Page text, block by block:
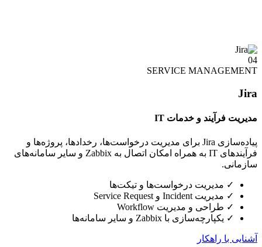
04
SERVICE MANAGEMENT
Jira
مدیریت فرآیند و خدمات IT
پیاده‌سازی Jira برای مدیریت درخواست‌ها، رخدادها، پروژه‌ها و
فرآیندهای IT به همراه امکان اتصال به Zabbix و سایر سامانه‌های
سازمانی.
✓ مدیریت درخواست‌ها و تیکت‌ها
✓ مدیریت Incident و Service Request
✓ طراحی و مدیریت Workflow
✓ یکپارچه‌سازی با Zabbix و سایر سامانه‌ها
آشنایی با راهکار